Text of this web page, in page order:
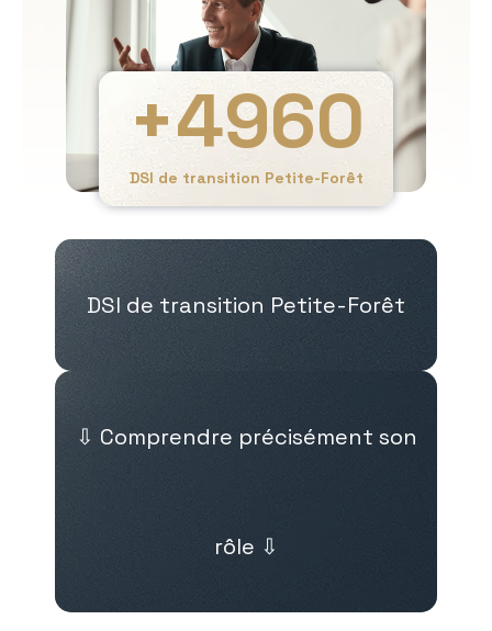
DSI de transition Petite-Forêt
+4960
DSI de transition Petite-Forêt
⇩ Comprendre précisément son
rôle ⇩